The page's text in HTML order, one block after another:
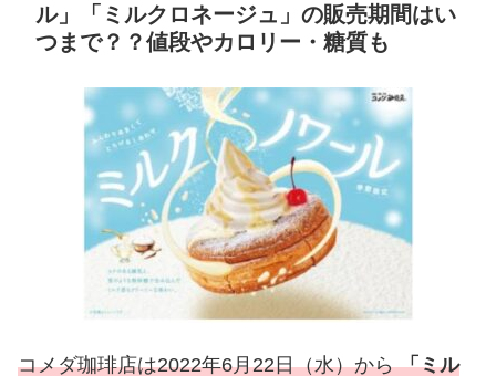
ル」「ミルクロネージュ」の販売期間はい
つまで？？値段やカロリー・糖質も
コメダ珈琲店は2022年6月22日（水）から「ミル